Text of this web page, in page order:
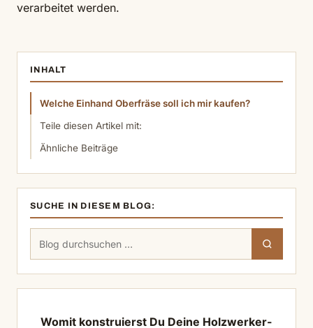
verarbeitet werden.
INHALT
Welche Einhand Oberfräse soll ich mir kaufen?
Teile diesen Artikel mit:
Ähnliche Beiträge
SUCHE IN DIESEM BLOG:
Suchen
Womit konstruierst Du Deine Holzwerker-